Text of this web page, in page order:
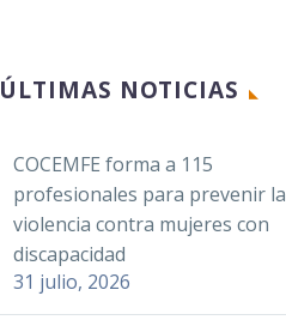
ÚLTIMAS NOTICIAS
COCEMFE forma a 115
profesionales para prevenir la
violencia contra mujeres con
discapacidad
31 julio, 2026